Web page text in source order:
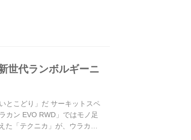
世代ランボルギーニ
とこどり」だ サーキットスペ
カン EVO RWD」ではモノ足
た「テクニカ」が、ウラカン